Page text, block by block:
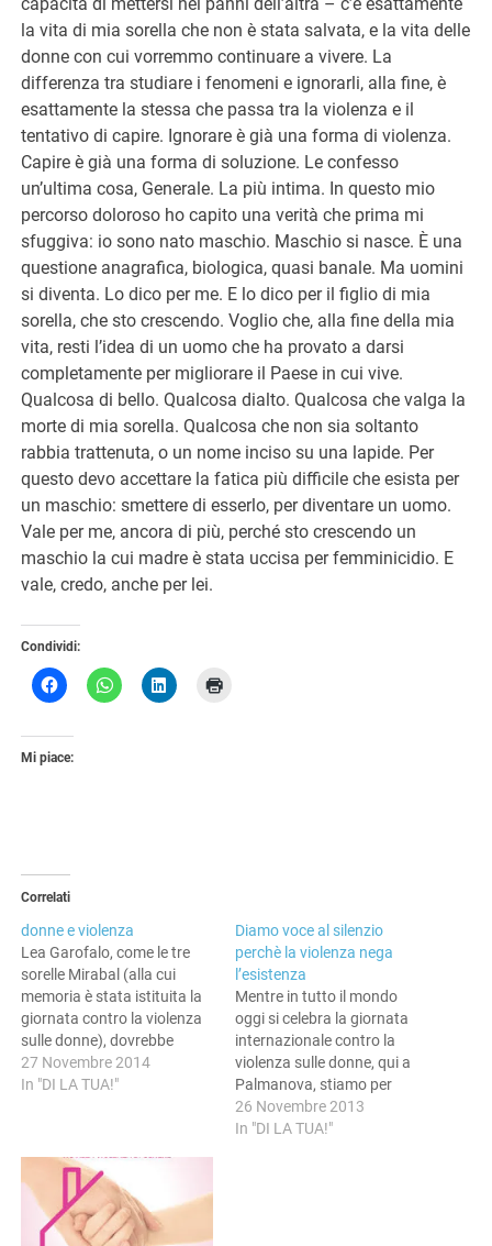
capacità di mettersi nei panni dell’altra – c’è esattamente
la vita di mia sorella che non è stata salvata, e la vita delle
donne con cui vorremmo continuare a vivere. La
differenza tra studiare i fenomeni e ignorarli, alla fine, è
esattamente la stessa che passa tra la violenza e il
tentativo di capire. Ignorare è già una forma di violenza.
Capire è già una forma di soluzione. Le confesso
un’ultima cosa, Generale. La più intima. In questo mio
percorso doloroso ho capito una verità che prima mi
sfuggiva: io sono nato maschio. Maschio si nasce. È una
questione anagrafica, biologica, quasi banale. Ma uomini
si diventa. Lo dico per me. E lo dico per il figlio di mia
sorella, che sto crescendo. Voglio che, alla fine della mia
vita, resti l’idea di un uomo che ha provato a darsi
completamente per migliorare il Paese in cui vive.
Qualcosa di bello. Qualcosa dialto. Qualcosa che valga la
morte di mia sorella. Qualcosa che non sia soltanto
rabbia trattenuta, o un nome inciso su una lapide. Per
questo devo accettare la fatica più difficile che esista per
un maschio: smettere di esserlo, per diventare un uomo.
Vale per me, ancora di più, perché sto crescendo un
maschio la cui madre è stata uccisa per femminicidio. E
vale, credo, anche per lei.
Condividi:
Mi piace:
Correlati
donne e violenza
Lea Garofalo, come le tre
sorelle Mirabal (alla cui
memoria è stata istituita la
giornata contro la violenza
sulle donne), dovrebbe
diventare il simbolo italiano
della lotta contro la violenza
collaborato con la Giustizia
contro le mafie,
doppiamente vittima:…
27 Novembre 2014
In "DI LA TUA!"
Diamo voce al silenzio
perchè la violenza nega
l’esistenza
Mentre in tutto il mondo
oggi si celebra la giornata
internazionale contro la
violenza sulle donne, qui a
Palmanova, stiamo per
posare la prima pietra per la
costruzione di una “casa
26 Novembre 2013
In "DI LA TUA!"